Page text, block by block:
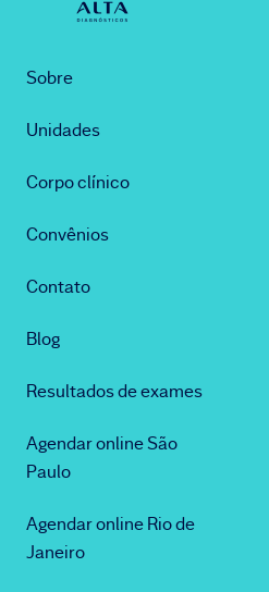
Sobre
Unidades
Corpo clínico
Convênios
Contato
Blog
Resultados de exames
Agendar online São
Paulo
Agendar online Rio de
Janeiro